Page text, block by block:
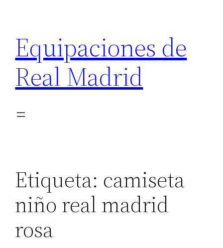
contenido
Equipaciones de
Real Madrid
Etiqueta: camiseta
niño real madrid
rosa